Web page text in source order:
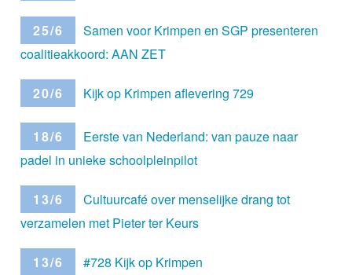
25/6
Samen voor Krimpen en SGP presenteren
coalitieakkoord: AAN ZET
20/6 Kijk op Krimpen aflevering 729
18/6
Eerste van Nederland: van pauze naar
padel in unieke schoolpleinpilot
13/6
Cultuurcafé over menselijke drang tot
verzamelen met Pieter ter Keurs
13/6 #728 Kijk op Krimpen